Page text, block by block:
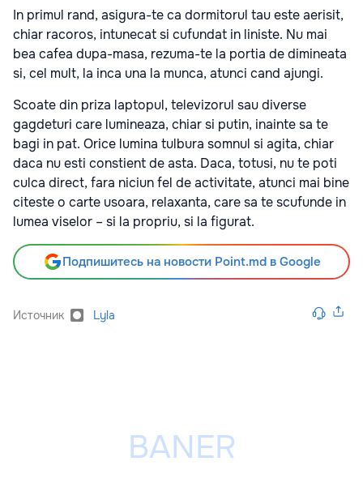
In primul rand, asigura-te ca dormitorul tau este aerisit,
chiar racoros, intunecat si cufundat in liniste. Nu mai
bea cafea dupa-masa, rezuma-te la portia de dimineata
si, cel mult, la inca una la munca, atunci cand ajungi.
Scoate din priza laptopul, televizorul sau diverse
gagdeturi care lumineaza, chiar si putin, inainte sa te
bagi in pat. Orice lumina tulbura somnul si agita, chiar
daca nu esti constient de asta. Daca, totusi, nu te poti
culca direct, fara niciun fel de activitate, atunci mai bine
citeste o carte usoara, relaxanta, care sa te scufunde in
lumea viselor – si la propriu, si la figurat.
Подпишитесь на новости Point.md в Google
Источник Lyla